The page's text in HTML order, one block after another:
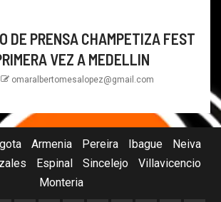
DE PRENSA CHAMPETIZA FEST
VEZ A MEDELLIN
omaralbertomesalopez@gmail.com
Armenia Pereira Ibague
Neiva
Espinal Sincelejo
Villavicencio
Monteria